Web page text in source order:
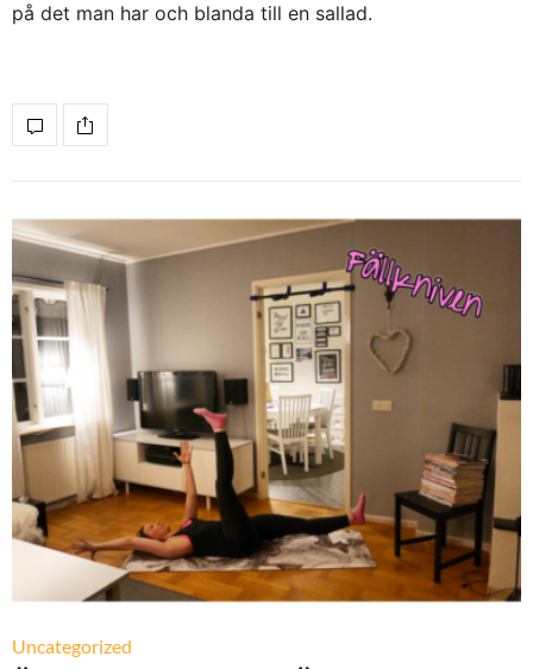
på det man har och blanda till en sallad.
Uncategorized